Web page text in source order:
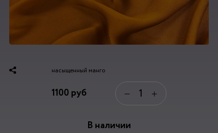
насыщенный манго
1100 руб − +
В наличии